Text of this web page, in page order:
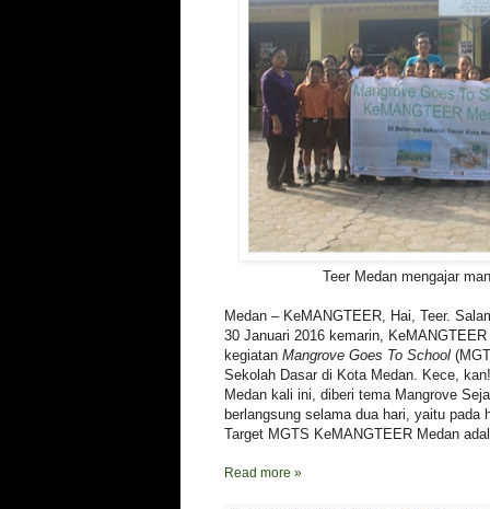
Teer Medan mengajar
Medan – KeMANGTEER, Hai, Teer.
30 Januari 2016 kemarin,
kegiatan Mangrove Goes To School
Sekolah Dasar di Kota Medan. Kece,
Medan kali ini, diberi tema Mangrove
berlangsung selama dua hari, yaitu pada
Target MGTS KeMANGTEER Medan
Read more »